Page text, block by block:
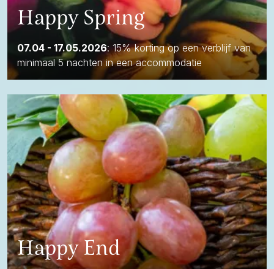
Happy Spring
07.04 - 17.05.2026: 15% korting op een verblijf van
minimaal 5 nachten in een accommodatie
Happy End